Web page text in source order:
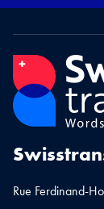
Rue Ferdinand-